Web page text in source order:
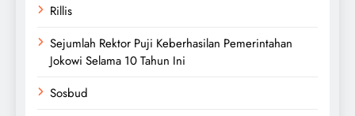
Rillis
Sejumlah Rektor Puji Keberhasilan Pemerintahan
Jokowi Selama 10 Tahun Ini
Sosbud